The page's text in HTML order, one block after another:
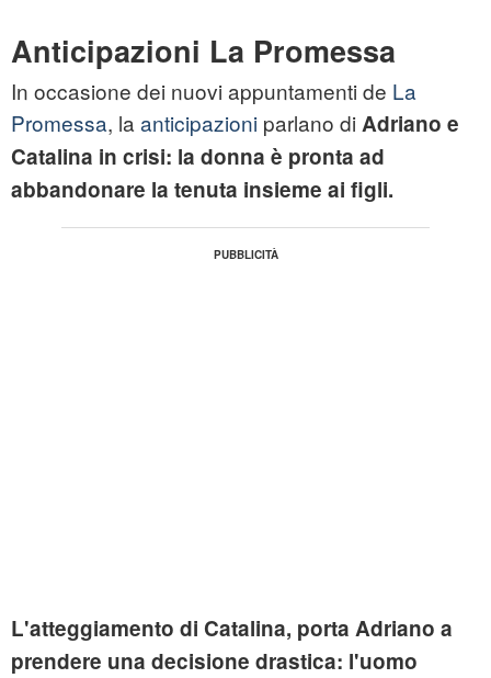
Anticipazioni La Promessa
In occasione dei nuovi appuntamenti de La
Promessa, la anticipazioni parlano di Adriano e
Catalina in crisi: la donna è pronta ad
abbandonare la tenuta insieme ai figli.
L'atteggiamento di Catalina, porta Adriano a
prendere una decisione drastica: l'uomo